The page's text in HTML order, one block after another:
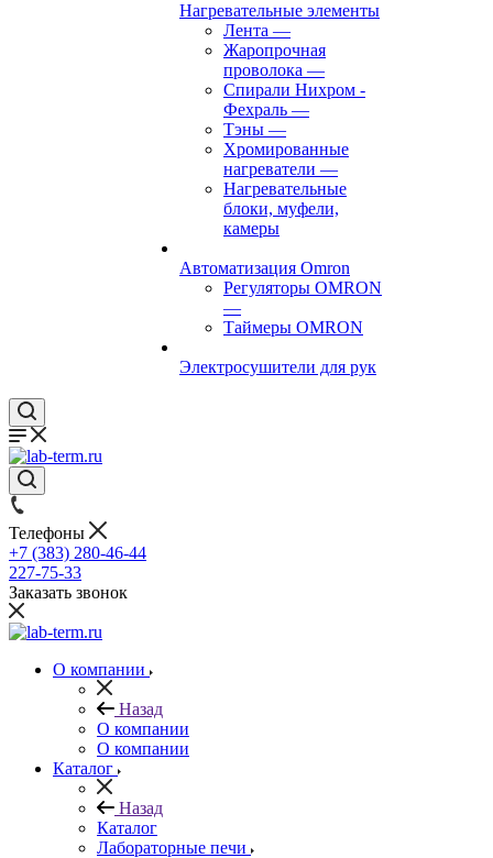
Нагревательные элементы
Лента —
Жаропрочная
проволока —
Спирали Нихром -
Фехраль —
Тэны —
Хромированные
нагреватели —
Нагревательные
блоки, муфели,
камеры
Автоматизация Omron
Регуляторы OMRON
—
Таймеры OMRON
Электросушители для рук
Телефоны
+7 (383) 280-46-44
227-75-33
Заказать звонок
О компании
Назад
О компании
О компании
Каталог
Назад
Каталог
Лабораторные печи